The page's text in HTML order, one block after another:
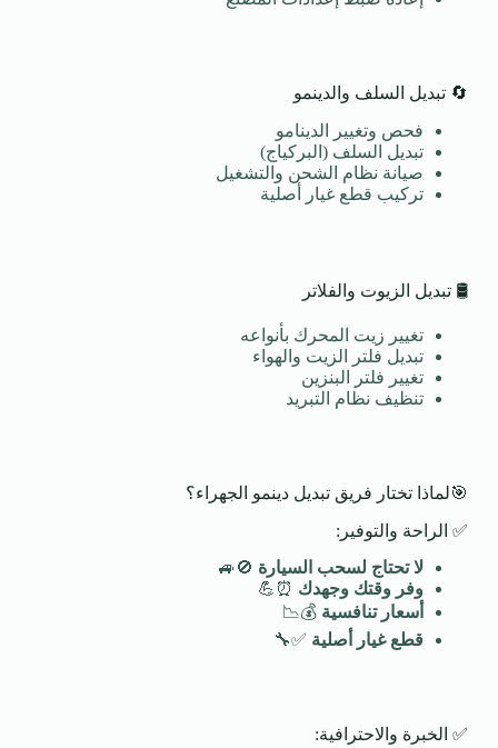
🔄 تبديل السلف والدينمو
فحص وتغيير الدينامو
تبديل السلف (البركياج)
صيانة نظام الشحن والتشغيل
تركيب قطع غيار أصلية
🛢️ تبديل الزيوت والفلاتر
تغيير زيت المحرك بأنواعه
تبديل فلتر الزيت والهواء
تغيير فلتر البنزين
تنظيف نظام التبريد
🎯لماذا تختار فريق تبديل دينمو الجهراء؟
✅ الراحة والتوفير:
لا تحتاج لسحب السيارة 🚫🚙
وفر وقتك وجهدك ⏰💪
أسعار تنافسية 💰📉
قطع غيار أصلية ✅🔧
✅ الخبرة والاحترافية: